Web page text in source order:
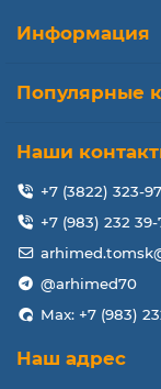
Информация
Популярные
Наши
+7 (3822) 323-
+7 (983) 232 39-
@arhimed70
Max: +7 (983)
Наш адрес